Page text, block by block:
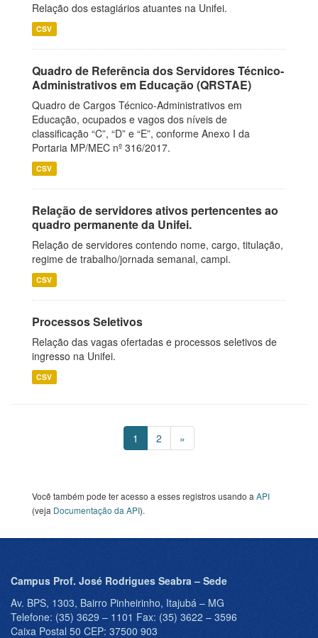
Relação dos estagiários atuantes na Unifei.
CSV
Quadro de Referência dos Servidores Técnico-
Administrativos em Educação (QRSTAE)
Quadro de Cargos Técnico-Administrativos em
Educação, ocupados e vagos dos níveis de
classificação “C”, “D” e “E”, conforme Anexo I da
Portaria MP/MEC nº 316/2017.
CSV
Relação de servidores ativos pertencentes ao
quadro permanente da Unifei.
Relação de servidores contendo nome, cargo, titulação,
regime de trabalho/jornada semanal, campi.
CSV
Processos Seletivos
Relação das vagas ofertadas e processos seletivos de
ingresso na Unifei.
CSV
1 2 »
Você também pode ter acesso a esses registros usando a API
(veja Documentação da API).
Campus Prof. José Rodrigues Seabra – Sede
Av. BPS, 1303, Bairro Pinheirinho, Itajubá – MG
Telefone: (35) 3629 – 1101 Fax: (35) 3622 – 3596
Caixa Postal 50 CEP: 37500 903